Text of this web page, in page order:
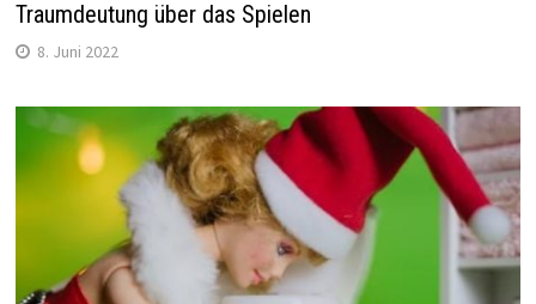
Traumdeutung über das Spielen
8. Juni 2022